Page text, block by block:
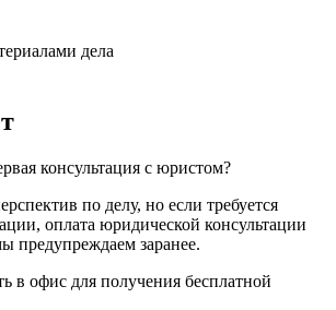
дела
консультация с юристом?
по делу, но если требуется
оплата юридической консультации
предупреждаем заранее.
в офис для получения бесплатной